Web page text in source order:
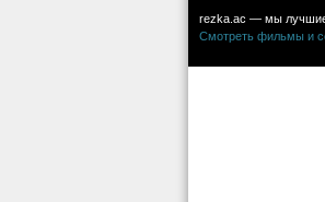
rezka.ac — мы лучшие
Смотреть фильмы и